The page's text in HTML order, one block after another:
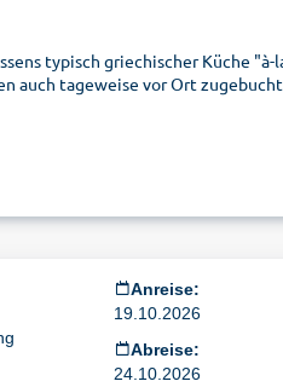
typisch griechischer Küche
auch tageweise vor Ort
Anreise:
19.10.2026
Abreise:
24.10.2026